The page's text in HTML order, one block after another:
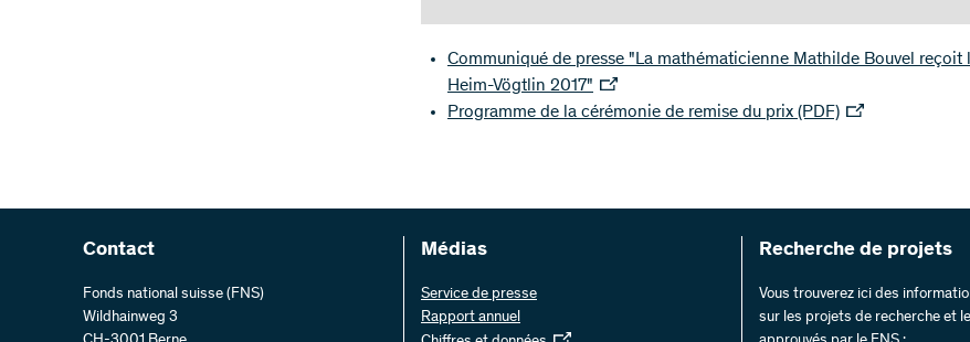
Communiqué de presse "La mathématicienne Mathilde Bouvel reçoit
Heim-Vögtlin 2017"
Programme de la cérémonie de remise du prix (PDF)
Contact
Fonds national suisse (FNS)
Wildhainweg 3
Médias
Service de presse
Rapport annuel
Recherche de projets
Vous trouverez ici des
sur les projets de recherche et